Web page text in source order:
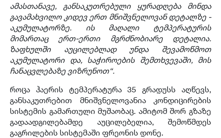
ამასთანავე, განსაკუთრებული ყურადღება მინდა
გავამახვილო კიდევ ერთ მნიშვნელოვან დეტალზე -
აკუმულატორზე. ის
მაღალი ტემპერატურის
მიმართაცერთ-ერთი მგრძნობიარედეტალია.
ზაფხულში აუცილებლად უნდა შევამოწმოთ
აკუმულატორი და, საჭიროების შემთხვევაში, მის
ჩანაცვლებაზე ვიზრუნოთ“.
როცა ჰაერის ტემპერატურა 35 გრადუსს აღწევს,
განსაკუთრებით მნიშვნელოვანია კონდიცირების
სისტემის გამართული მუშაობაც. ამიტომ შორ გზაზე
გადაადგილებამდე აუცილებელია, შემოწმდეს
გაგრილების სისტემაში ფრეონის დონე.